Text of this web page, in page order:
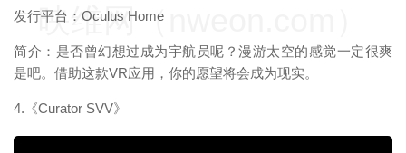
发行平台：Oculus Home
简介：是否曾幻想过成为宇航员呢？漫游太空的感觉一定很爽
是吧。借助这款VR应用，你的愿望将会成为现实。
4.《Curator SVV》
映维网（nweon.com）